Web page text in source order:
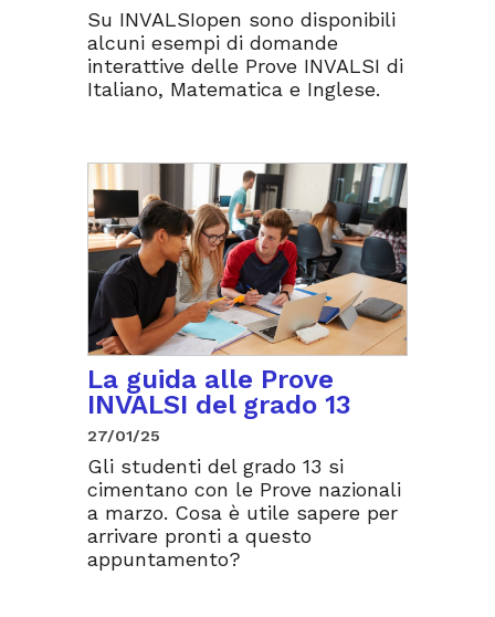
Su INVALSIopen sono disponibili
alcuni esempi di domande
interattive delle Prove INVALSI di
Italiano, Matematica e Inglese.
La guida alle Prove
INVALSI del grado 13
27/01/25
Gli studenti del grado 13 si
cimentano con le Prove nazionali
a marzo. Cosa è utile sapere per
arrivare pronti a questo
appuntamento?